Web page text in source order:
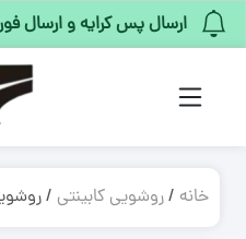
ارسال پس کرایه و ارسال
خانه /روشویی کابینتی / روشویی